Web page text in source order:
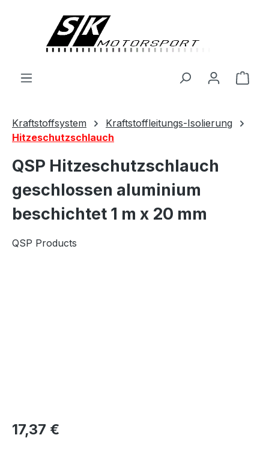
Kraftstoffsystem
Kraftstoffleitungs-Isolierung
Hitzeschutzschlauch
QSP Hitzeschutzschlauch
geschlossen aluminium
beschichtet 1 m x 20 mm
QSP Products
17,37 €